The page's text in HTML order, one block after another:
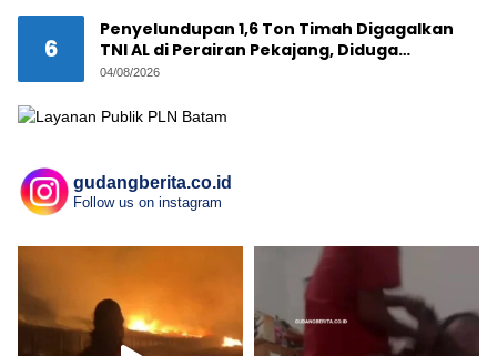
6
Penyelundupan 1,6 Ton Timah Digagalkan
TNI AL di Perairan Pekajang, Diduga
Melibatkan Jaringan Internasional
04/08/2026
gudangberita.co.id
Follow us on instagram